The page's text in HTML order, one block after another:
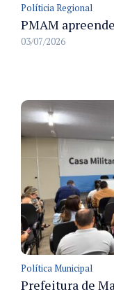
Políticia Regional
03/07/2026
Política Municipal